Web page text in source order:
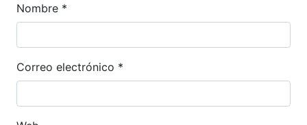
Nombre *
Correo electrónico *